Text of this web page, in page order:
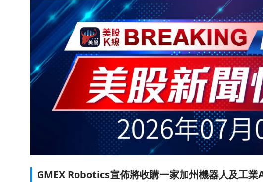
GMEX Robotics宣佈將收購一家加州機器人及工